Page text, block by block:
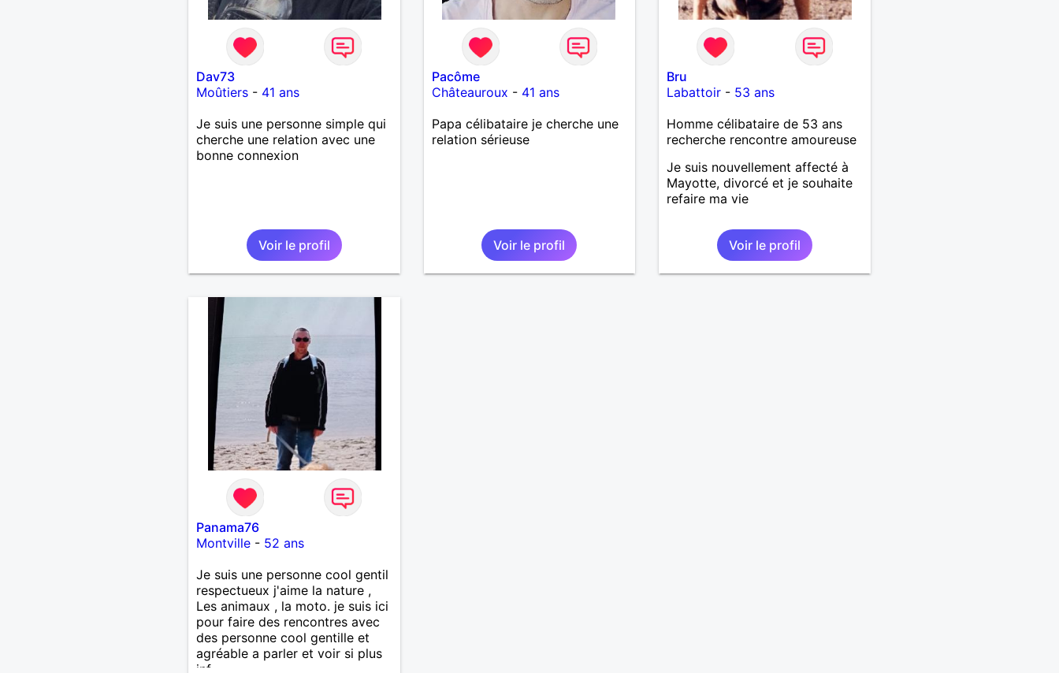
Dav73
Moûtiers- 41 ans
Je suis une personne simple qui
cherche une relation avec une
bonne connexion
Voir le profil
Pacôme
Châteauroux - 41 ans
Papa célibataire je cherche une
relation sérieuse
Voir le profil
Bru
Labattoir - 53 ans
Homme célibataire de 53 ans
recherche rencontre amoureuse
Je suis nouvellement affecté à
Mayotte, divorcé et je souhaite
refaire ma vie
Voir le profil
Panama76
Montville- 52 ans
Je suis une personne cool gentil
respectueux j'aime la nature ,
Les animaux , la moto. je suis ici
pour faire des rencontres avec
des personne cool gentille et
agréable a parler et voir si plus
inf